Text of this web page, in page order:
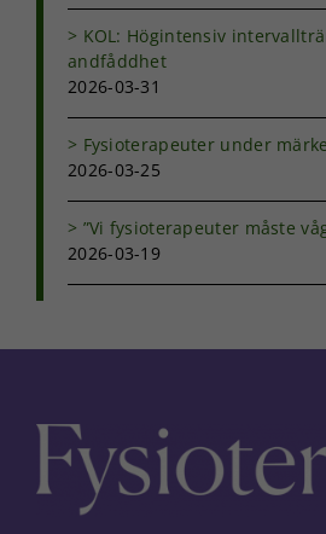
KOL: Högintensiv
andfåddhet
2026-03-31
Fysioterapeuter under
2026-03-25
”Vi fysioterapeuter måste
2026-03-19